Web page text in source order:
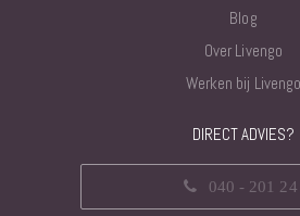
Blog
Over Livengo
Werken bij Livengo
DIRECT ADVIES?
040 - 201 24